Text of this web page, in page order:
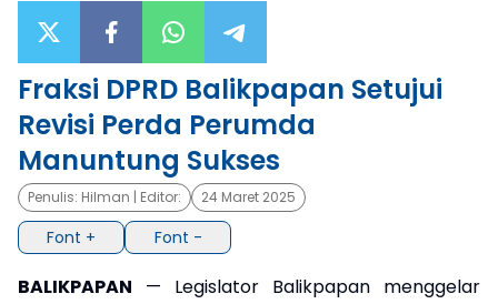
Opini
Gaya
Hidup
×
Fraksi DPRD Balikpapan Setujui
Revisi Perda Perumda
Manuntung Sukses
Penulis: Hilman | Editor: 24 Maret 2025
Font + Font -
BALIKPAPAN — Legislator Balikpapan menggelar